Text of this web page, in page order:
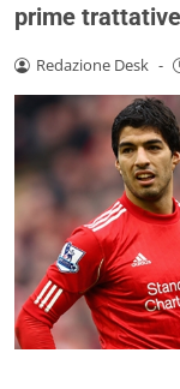
prime trattative
Redazione Desk -